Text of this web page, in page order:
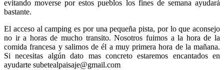
evitando moverse por estos pueblos los fines de semana ayudará
bastante.
El acceso al camping es por una pequeña pista, por lo que aconsejo
no ir a horas de mucho transito. Nosotros fuimos a la hora de la
comida francesa y salimos de él a muy primera hora de la mañana.
Si necesitas algún dato mas concreto estaremos encantados en
ayudarte subetealpaisaje@gmail.com